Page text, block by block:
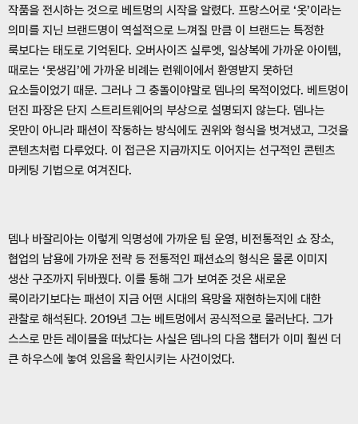
작품을 전시하는 것으로 베트멍의 시작을 알렸다. 프랑스어로 ‘옷’이라는
의미를 지닌 브랜드명이 역설적으로 느껴질 만큼 이 브랜드는 특정한
룩보다는 태도로 기억된다. 오버사이즈 실루엣, 일상복에 가까운 아이템,
때로는 ‘못생김’에 가까운 비례는 런웨이에서 환영받지 못하던
요소들이었기 때문. 그러나 그 충돌이야말로 뎀나의 목적이었다. 베트멍이
던진 파장은 단지 스트리트웨어의 부상으로 설명되지 않는다. 뎀나는
옷만이 아니라 패션이 작동하는 방식에도 권위와 형식을 벗겨냈고, 그것을
콘텐츠처럼 다루었다. 이 접근은 지금까지도 이어지는 선구적인 콘텐츠
마케팅 기법으로 여겨진다.
뎀나 바잘리아는 이렇게 익명성에 가까운 팀 운영, 비전통적인 쇼 장소,
협업의 남용에 가까운 전략 등 전통적인 패션쇼의 형식은 물론 이미지
생산 구조까지 뒤바꿨다. 이를 통해 그가 보여준 것은 새로운
룩이라기보다는 패션이 지금 어떤 시대의 욕망을 재현하는지에 대한
관찰로 해석된다. 2019년 그는 베트멍에서 공식적으로 물러난다. 그가
스스로 만든 레이블을 떠났다는 사실은 뎀나의 다음 챕터가 이미 훨씬 더
큰 하우스에 놓여 있음을 확인시키는 사건이었다.